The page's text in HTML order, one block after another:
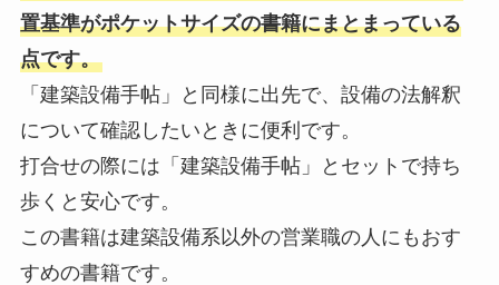
置基準がポケットサイズの書籍にまとまっている
点です。
「建築設備手帖」と同様に出先で、設備の法解釈
について確認したいときに便利です。
打合せの際には「建築設備手帖」とセットで持ち
歩くと安心です。
この書籍は建築設備系以外の営業職の人にもおす
すめの書籍です。